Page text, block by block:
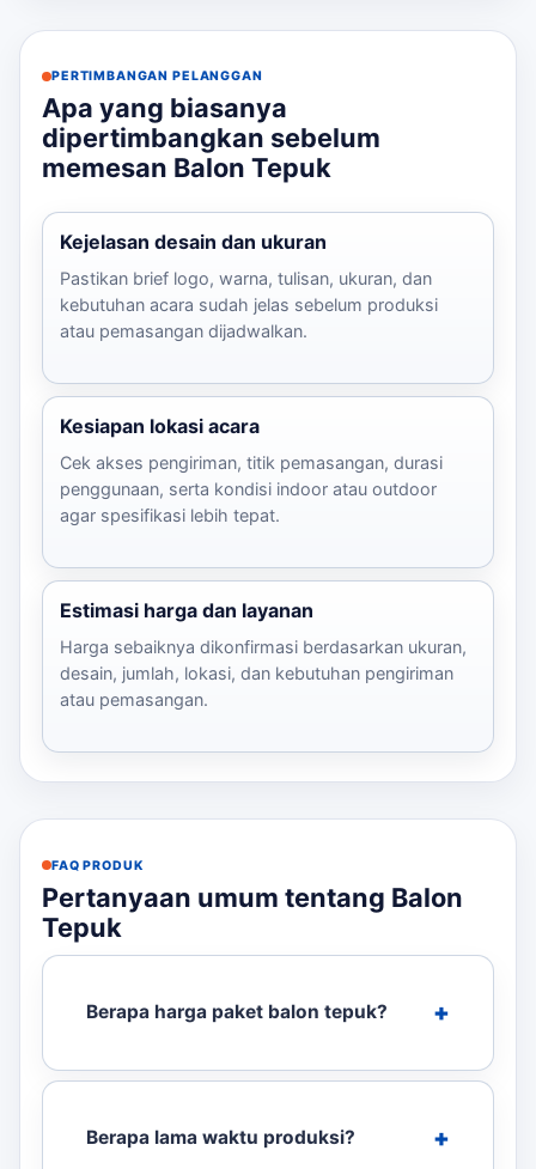
PERTIMBANGAN PELANGGAN
Apa yang biasanya
dipertimbangkan sebelum
memesan Balon Tepuk
Kejelasan desain dan ukuran
Pastikan brief logo, warna, tulisan, ukuran, dan
kebutuhan acara sudah jelas sebelum produksi
atau pemasangan dijadwalkan.
Kesiapan lokasi acara
Cek akses pengiriman, titik pemasangan, durasi
penggunaan, serta kondisi indoor atau outdoor
agar spesifikasi lebih tepat.
Estimasi harga dan layanan
Harga sebaiknya dikonfirmasi berdasarkan ukuran,
desain, jumlah, lokasi, dan kebutuhan pengiriman
atau pemasangan.
FAQ PRODUK
Pertanyaan umum tentang Balon
Tepuk
Berapa harga paket balon tepuk?
Berapa lama waktu produksi?